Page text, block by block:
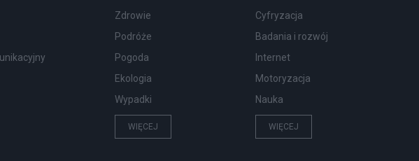
Zdrowie
Podróże
Pogoda
Ekologia
Wypadki
WIĘCEJ
Cyfryzacja
Badania i rozwój
Internet
Motoryzacja
Nauka
WIĘCEJ